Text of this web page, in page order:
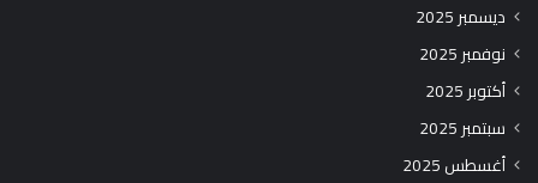
ديسمبر 2025
نوفمبر 2025
أكتوبر 2025
سبتمبر 2025
أغسطس 2025